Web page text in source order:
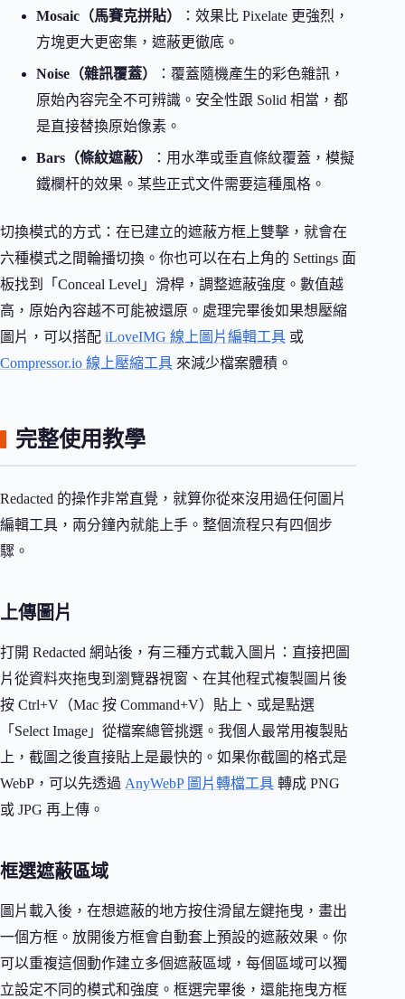
Mosaic（馬賽克拼貼）
：效果比 Pixelate 更強烈，
方塊更大更密集，遮蔽更徹底。
Noise（雜訊覆蓋）
：覆蓋隨機產生的彩色雜訊，
原始內容完全不可辨識。安全性跟 Solid 相當，都
是直接替換原始像素。
Bars（條紋遮蔽）
：用水準或垂直條紋覆蓋，模擬
鐵欄杆的效果。某些正式文件需要這種風格。
切換模式的方式：在已建立的遮蔽方框上雙擊，就會在
六種模式之間輪播切換。你也可以在右上角的 Settings 面
板找到「Conceal Level」滑桿，調整遮蔽強度。數值越
高，原始內容越不可能被還原。處理完畢後如果想壓縮
圖片，可以搭配 iLoveIMG 線上圖片編輯工具 或
Compressor.io 線上壓縮工具 來減少檔案體積。
完整使用教學
Redacted 的操作非常直覺，就算你從來沒用過任何圖片
編輯工具，兩分鐘內就能上手。整個流程只有四個步
驟。
上傳圖片
打開 Redacted 網站後，有三種方式載入圖片：直接把圖
片從資料夾拖曳到瀏覽器視窗、在其他程式複製圖片後
按 Ctrl+V（Mac 按 Command+V）貼上、或是點選
「Select Image」從檔案總管挑選。我個人最常用複製貼
上，截圖之後直接貼上是最快的。如果你截圖的格式是
WebP，可以先透過 AnyWebP 圖片轉檔工具 轉成 PNG
或 JPG 再上傳。
框選遮蔽區域
圖片載入後，在想遮蔽的地方按住滑鼠左鍵拖曳，畫出
一個方框。放開後方框會自動套上預設的遮蔽效果。你
可以重複這個動作建立多個遮蔽區域，每個區域可以獨
立設定不同的模式和強度。框選完畢後，還能拖曳方框